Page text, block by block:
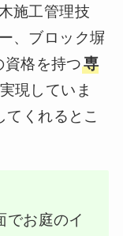
施工管理技
、ブロック塀
格を持つ専
現していま
くれるとこ
でお庭のイ